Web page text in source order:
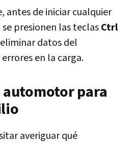
antes de iniciar cualquier
se presionen las teclasCtrl
datos del
en la carga.
para
averiguar qué